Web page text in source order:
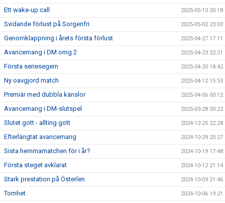
Ett wake-up call 2025-05-10 20:18
Svidande förlust på Sorgenfri 2025-05-02 23:03
Genomklappning i årets första förlust 2025-04-27 17:11
Avancemang i DM omg 2 2025-04-23 22:21
Första seriesegern 2025-04-20 18:42
Ny oavgjord match 2025-04-12 15:53
Premiär med dubbla känslor 2025-04-06 00:12
Avancemang i DM-slutspel 2025-03-28 00:22
Slutet gott - allting gott 2024-12-25 22:28
Efterlängtat avancemang 2024-10-29 20:27
Sista hemmamatchen för i år? 2024-10-19 17:48
Första steget avklarat 2024-10-12 21:14
Stark prestation på Österlen 2024-10-09 21:46
Tomhet 2024-10-06 19:21